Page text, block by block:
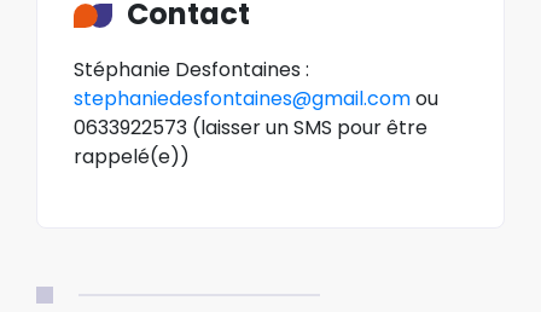
Contact
Stéphanie Desfontaines :
stephaniedesfontaines@gmail.comou
0633922573 (laisser un SMS pour être
rappelé(e))